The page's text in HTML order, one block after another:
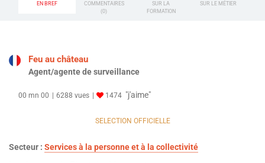
EN BREF
COMMENTAIRES
(0)
SUR LA
FORMATION
SUR LE MÉTIER
Feu au château
Agent/agente de surveillance
00 mn 00 6288 vues 1474 "j'aime"
SELECTION OFFICIELLE
Secteur : Services à la personne et à la collectivité